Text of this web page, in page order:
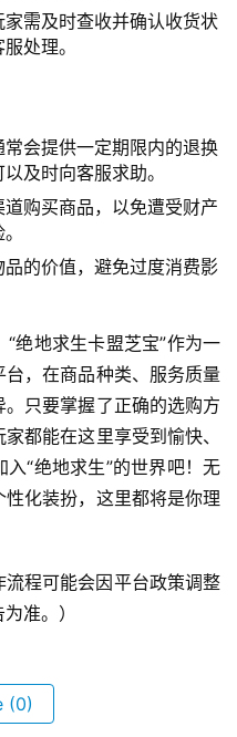
需及时查收并确认收货状
处理。
会提供一定期限内的退换
及时向客服求助。
购买商品，以免遭受财产
的价值，避免过度消费影
绝地求生卡盟芝宝”作为一
，在商品种类、服务质量
只要掌握了正确的选购方
都能在这里享受到愉快、
“绝地求生”的世界吧！无
化装扮，这里都将是你理
流程可能会因平台政策调整
准。）
(0)